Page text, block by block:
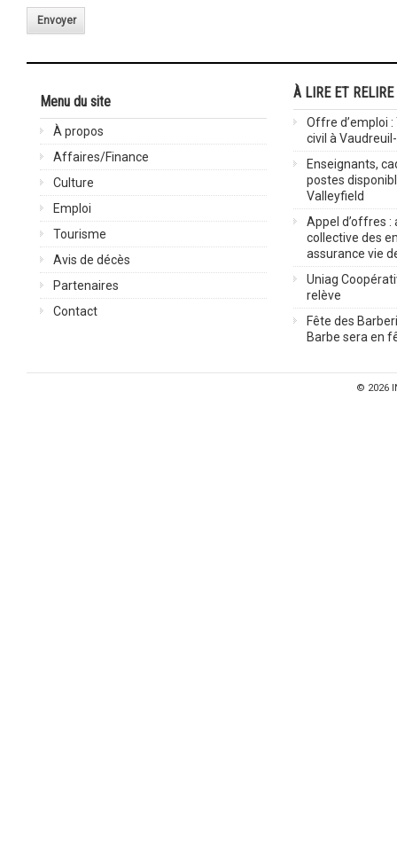
Envoyer
Menu du site
À propos
Affaires/Finance
Culture
Emploi
Tourisme
Avis de décès
Partenaires
Contact
À LIRE ET RELIRE
Offre d’emploi
civil à
Enseignants,
postes
Valleyfield
Appel d’offres :
collective des
assurance vie
Uniag
relève
Fête des
Barbe sera en
© 2026